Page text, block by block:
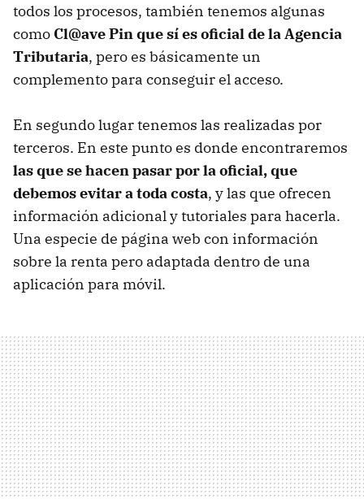
todos los procesos, también tenemos algunas
como Cl@ave Pin que sí es oficial de la Agencia
Tributaria, pero es básicamente un
complemento para conseguir el acceso.
En segundo lugar tenemos las realizadas por
terceros. En este punto es donde encontraremos
las que se hacen pasar por la oficial, que
debemos evitar a toda costa, y las que ofrecen
información adicional y tutoriales para hacerla.
Una especie de página web con información
sobre la renta pero adaptada dentro de una
aplicación para móvil.